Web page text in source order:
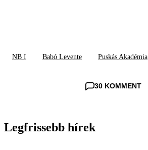
NB I Babó Levente Puskás Akadémia
30 KOMMENT
Legfrissebb hírek